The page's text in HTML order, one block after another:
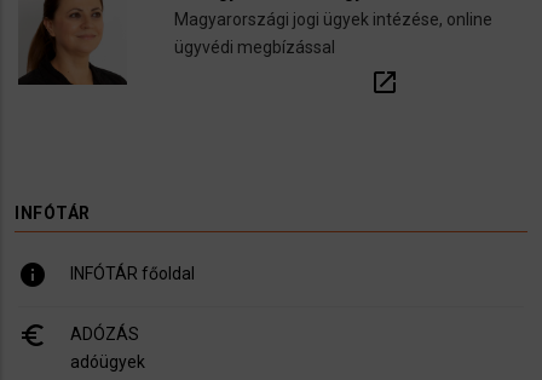
Magyarországi jogi ügyek intézése, online
ügyvédi megbízással
open_in_new
INFÓTÁR
info INFÓTÁR főoldal
euro_symbol
ADÓZÁS
adóügyek